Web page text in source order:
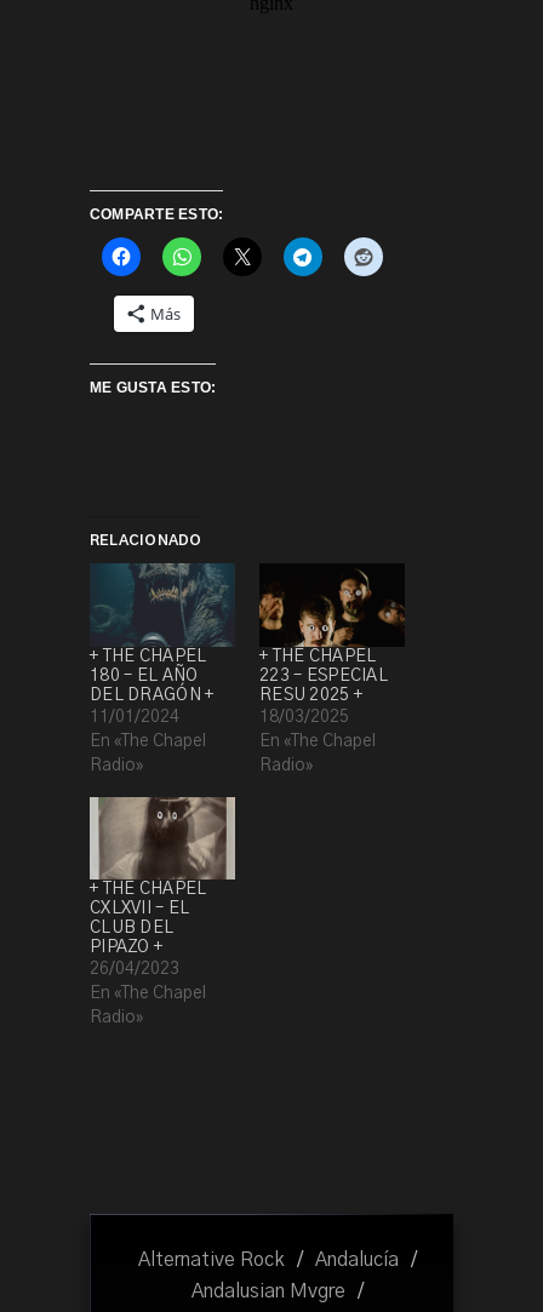
COMPARTE ESTO:
Más
ME GUSTA ESTO:
RELACIONADO
+ THE CHAPEL
180 – EL AÑO
DEL DRAGÓN +
11/01/2024
En «The Chapel
Radio»
+ THE CHAPEL
223 – ESPECIAL
RESU 2025 +
18/03/2025
En «The Chapel
Radio»
+ THE CHAPEL
CXLXVII – EL
CLUB DEL
PIPAZO +
26/04/2023
En «The Chapel
Radio»
Alternative Rock / Andalucía
/
Andalusian Mvgre
/